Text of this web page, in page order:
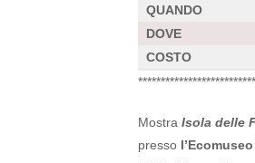
QUANDO
DOVE
COSTO
Mostra Isola delle
presso